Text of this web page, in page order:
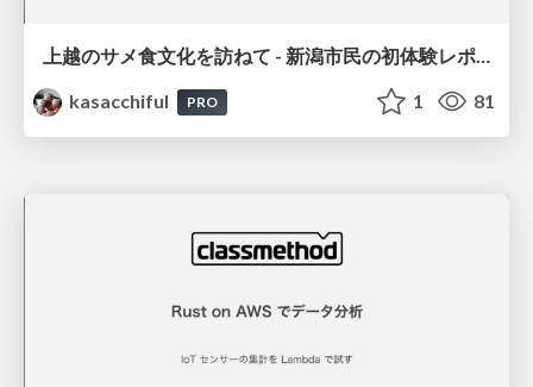
上越のサメ食文化を訪ねて - 新潟市民の初体験レポ / ssmjp-shark
kasacchiful
PRO 1 81